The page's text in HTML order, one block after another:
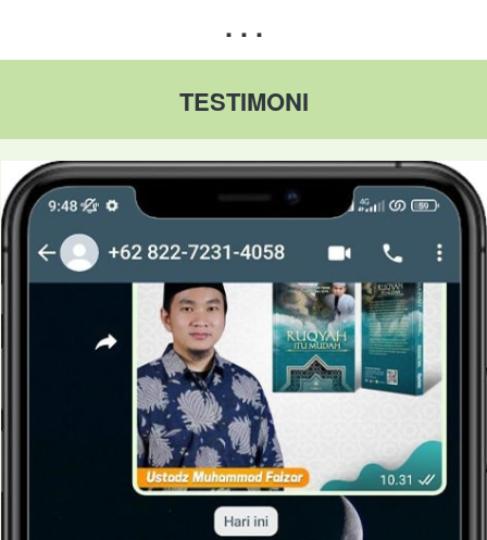
. . .
TESTIMONI